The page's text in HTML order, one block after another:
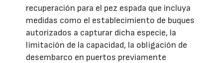
recuperación para el pez espada que incluya
medidas como el establecimiento de buques
autorizados a capturar dicha especie, la
limitación de la capacidad, la obligación de
desembarco en puertos previamente